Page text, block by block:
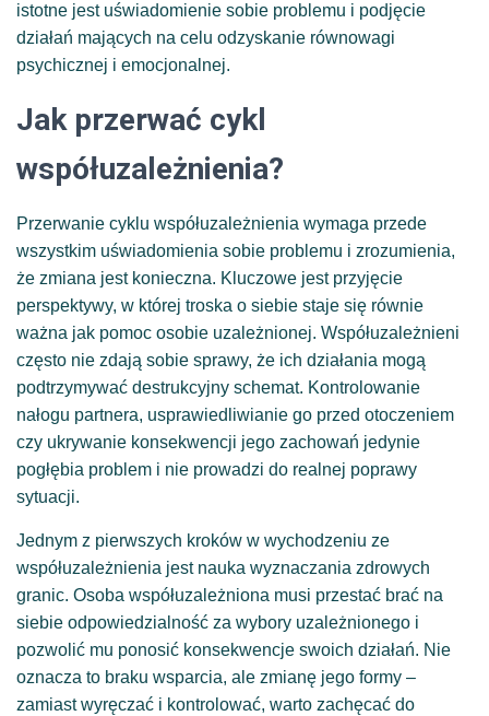
istotne jest uświadomienie sobie problemu i podjęcie
działań mających na celu odzyskanie równowagi
psychicznej i emocjonalnej.
Jak przerwać cykl
współuzależnienia?
Przerwanie cyklu współuzależnienia wymaga przede
wszystkim uświadomienia sobie problemu i zrozumienia,
że zmiana jest konieczna. Kluczowe jest przyjęcie
perspektywy, w której troska o siebie staje się równie
ważna jak pomoc osobie uzależnionej. Współuzależnieni
często nie zdają sobie sprawy, że ich działania mogą
podtrzymywać destrukcyjny schemat. Kontrolowanie
nałogu partnera, usprawiedliwianie go przed otoczeniem
czy ukrywanie konsekwencji jego zachowań jedynie
pogłębia problem i nie prowadzi do realnej poprawy
sytuacji.
Jednym z pierwszych kroków w wychodzeniu ze
współuzależnienia jest nauka wyznaczania zdrowych
granic. Osoba współuzależniona musi przestać brać na
siebie odpowiedzialność za wybory uzależnionego i
pozwolić mu ponosić konsekwencje swoich działań. Nie
oznacza to braku wsparcia, ale zmianę jego formy –
zamiast wyręczać i kontrolować, warto zachęcać do